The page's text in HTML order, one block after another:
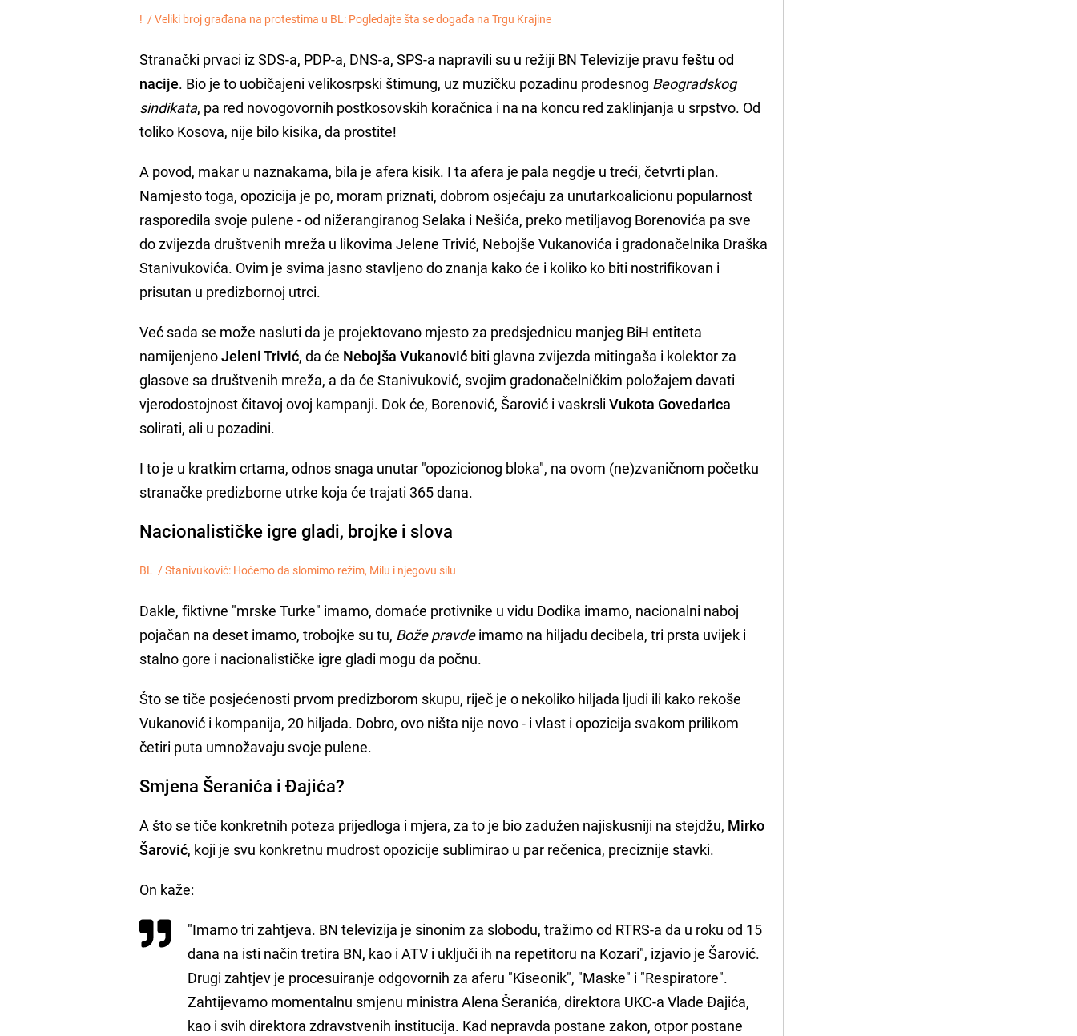
! /Veliki broj građana na protestima u BL: Pogledajte šta se događa na Trgu Krajine
Stranački prvaci iz SDS-a, PDP-a, DNS-a, SPS-a napravili su u režiji BN Televizije pravufeštu od
nacije. Bio je to uobičajeni velikosrpski štimung, uz muzičku pozadinu prodesnog Beogradskog
sindikata, pa red novogovornih postkosovskih koračnica i na na koncu red zaklinjanja u srpstvo. Od
toliko Kosova, nije bilo kisika, da prostite!
A povod, makar u naznakama, bila je afera kisik. I ta afera je pala negdje u treći, četvrti plan.
Namjesto toga, opozicija je po, moram priznati, dobrom osjećaju za unutarkoalicionu popularnost
rasporedila svoje pulene - od nižerangiranog Selaka i Nešića, preko metiljavog Borenovića pa sve
do zvijezda društvenih mreža u likovima Jelene Trivić, Nebojše Vukanovića i gradonačelnika Draška
Stanivukovića. Ovim je svima jasno stavljeno do znanja kako će i koliko ko biti nostrifikovan i
prisutan u predizbornoj utrci.
Već sada se može nasluti da je projektovano mjesto za predsjednicu manjeg BiH entiteta
namijenjenoJeleni Trivić, da će Nebojša Vukanović biti glavna zvijezda mitingaša i kolektor za
glasove sa društvenih mreža, a da će Stanivuković, svojim gradonačelničkim položajem davati
vjerodostojnost čitavoj ovoj kampanji. Dok će, Borenović, Šarović i vaskrsliVukota Govedarica
solirati, ali u pozadini.
I to je u kratkim crtama, odnos snaga unutar "opozicionog bloka", na ovom (ne)zvaničnom početku
stranačke predizborne utrke koja će trajati 365 dana.
Nacionalističke igre gladi, brojke i slova
BL /Stanivuković: Hoćemo da slomimo režim, Milu i njegovu silu
Dakle, fiktivne "mrske Turke" imamo, domaće protivnike u vidu Dodika imamo, nacionalni naboj
pojačan na deset imamo, trobojke su tu, Bože pravdeimamo na hiljadu decibela, tri prsta uvijek i
stalno gore i nacionalističke igre gladi mogu da počnu.
Što se tiče posjećenosti prvom predizborom skupu, riječ je o nekoliko hiljada ljudi ili kako rekoše
Vukanović i kompanija, 20 hiljada. Dobro, ovo ništa nije novo - i vlast i opozicija svakom prilikom
četiri puta umnožavaju svoje pulene.
Smjena Šeranića i Đajića?
A što se tiče konkretnih poteza prijedloga i mjera, za to je bio zadužen najiskusniji na stejdžu, Mirko
Šarović, koji je svu konkretnu mudrost opozicije sublimirao u par rečenica, preciznije stavki.
On kaže:
"Imamo tri zahtjeva. BN televizija je sinonim za slobodu, tražimo od RTRS-a da u roku od 15
dana na isti način tretira BN, kao i ATV i uključi ih na repetitoru na Kozari", izjavio je Šarović.
Drugi zahtjev je procesuiranje odgovornih za aferu "Kiseonik", "Maske" i "Respiratore".
Zahtijevamo momentalnu smjenu ministra Alena Šeranića, direktora UKC-a Vlade Đajića,
kao i svih direktora zdravstvenih institucija. Kad nepravda postane zakon, otpor postane